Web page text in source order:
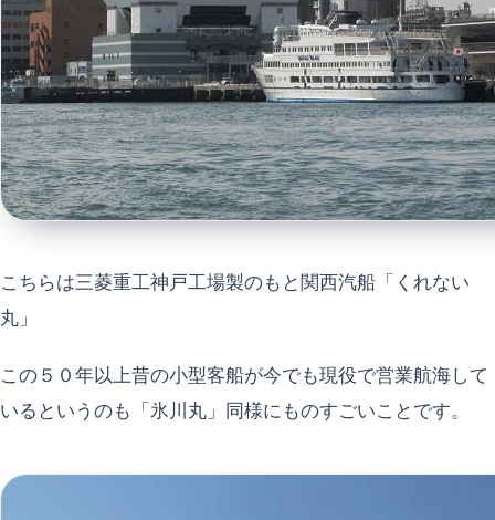
こちらは三菱重工神戸工場製のもと関西汽船「くれない
丸」
この５０年以上昔の小型客船が今でも現役で営業航海して
いるというのも「氷川丸」同様にものすごいことです。